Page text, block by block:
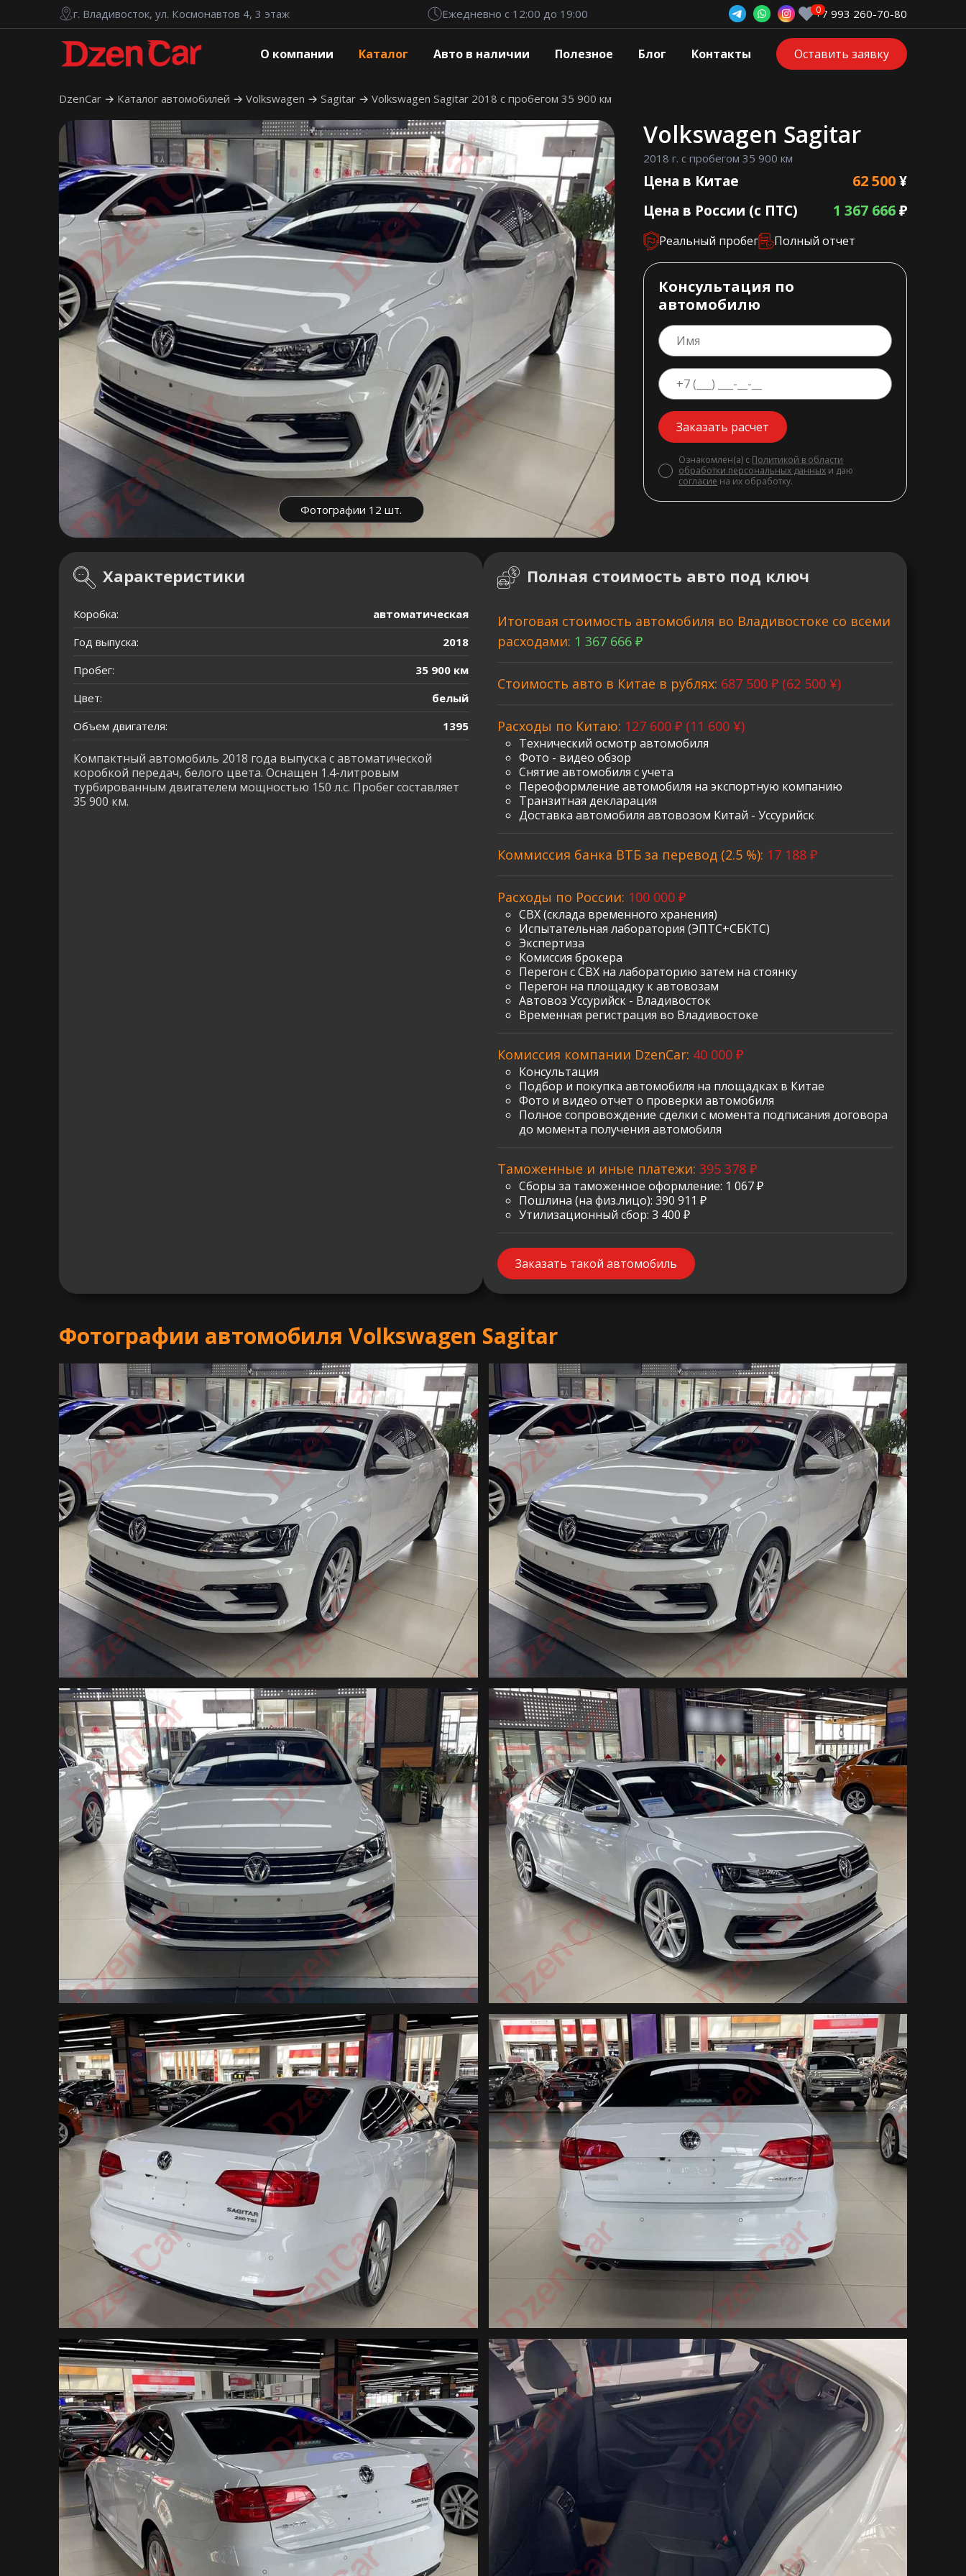
г. Владивосток, ул. Космонавтов 4, 3 этаж Ежедневно с 12:00 до 19:00 +7 993 260-70-80
О компании Каталог Авто в наличии Полезное Блог Контакты Оставить заявку
DzenCar Каталог автомобилей Volkswagen Sagitar Volkswagen Sagitar 2018 с пробегом 35 900 км
Фотографии 12 шт.
Volkswagen Sagitar
2018 г. с пробегом 35 900 км
Цена в Китае 62 500¥
Цена в России (с ПТС)
1 367 666₽
Реальный пробег Полный отчет
Консультация по
автомобилю
Заказать расчет
Ознакомлен(а) с Политикой в области
обработки персональных данных и даю
согласие на их обработку.
Характеристики
Коробка:
автоматическая
Год выпуска:
2018
Пробег:
35 900 км
Цвет:
белый
Объем двигателя:
1395
Компактный автомобиль 2018 года выпуска с автоматической
коробкой передач, белого цвета. Оснащен 1.4-литровым
турбированным двигателем мощностью 150 л.с. Пробег составляет
35 900 км.
Полная стоимость авто под ключ
Итоговая стоимость автомобиля во Владивостоке со всеми
расходами: 1 367 666 ₽
Стоимость авто в Китае в рублях: 687 500 ₽ (62 500 ¥)
Расходы по Китаю: 127 600 ₽ (11 600 ¥)
Технический осмотр автомобиля
Фото - видео обзор
Снятие автомобиля с учета
Переоформление автомобиля на экспортную компанию
Транзитная декларация
Доставка автомобиля автовозом Китай - Уссурийск
Коммиссия банка ВТБ за перевод (2.5 %): 17 188 ₽
Расходы по России: 100 000 ₽
СВХ (склада временного хранения)
Испытательная лаборатория (ЭПТС+СБКТС)
Экспертиза
Комиссия брокера
Перегон с СВХ на лабораторию затем на стоянку
Перегон на площадку к автовозам
Автовоз Уссурийск - Владивосток
Временная регистрация во Владивостоке
Комиссия компании DzenCar: 40 000 ₽
Консультация
Подбор и покупка автомобиля на площадках в Китае
Фото и видео отчет о проверки автомобиля
Полное сопровождение сделки с момента подписания договора
до момента получения автомобиля
Таможенные и иные платежи: 395 378 ₽
Сборы за таможенное оформление: 1 067 ₽
Пошлина (на физ.лицо): 390 911 ₽
Утилизационный сбор: 3 400 ₽
Заказать такой автомобиль
Фотографии автомобиля Volkswagen Sagitar